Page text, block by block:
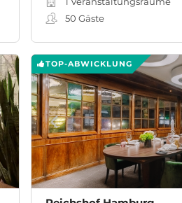
50 Gäste
TOP-ABWICKLUNG